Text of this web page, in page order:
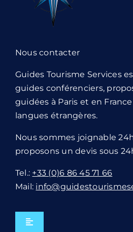
Nous contacter
Guides Tourisme Services
guides conférenciers,
guidées à Paris et en
langues étrangères.
Nous sommes joignable
proposons un devis sous
Tel.: +33 (0)6 86 45 71 66
Mail:
Navigation